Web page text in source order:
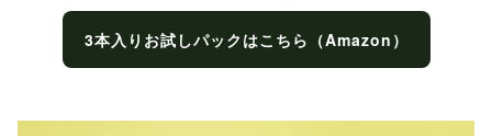
3本入りお試しパックはこちら（Amazon）